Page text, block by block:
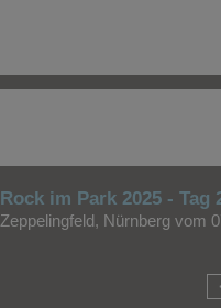
Rock im Park 2025 - Tag
Zeppelingfeld, Nürnberg vom